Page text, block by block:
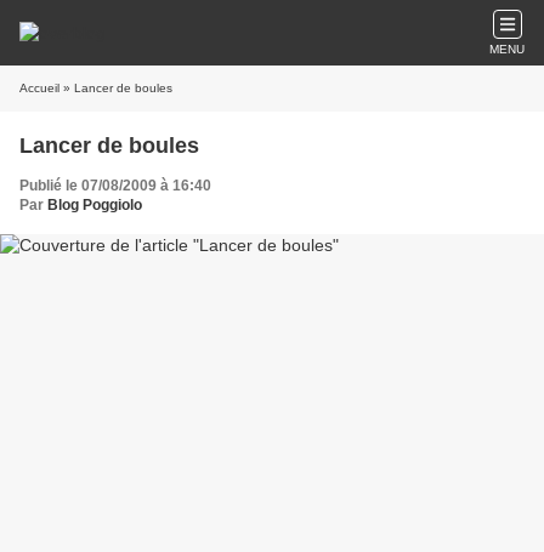
MENU
Accueil » Lancer de boules
Lancer de boules
Publié le 07/08/2009 à 16:40
Par Blog Poggiolo